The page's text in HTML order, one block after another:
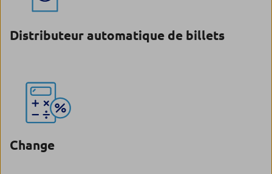
Distributeur automatique de billets
Change